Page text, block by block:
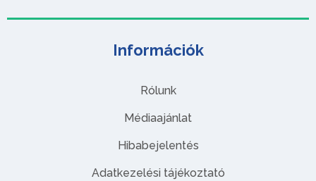
Információk
Rólunk
Médiaajánlat
Hibabejelentés
Adatkezelési tájékoztató